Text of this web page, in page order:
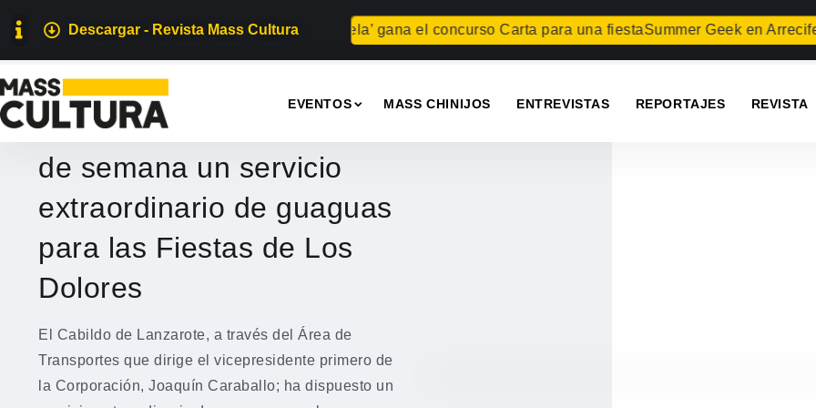
Descargar - Revista Mass CulturaPara abuela’ gana el concurso Carta para una fiestaSummer Geek en Arrecife
EVENTOS MASS CHINIJOS ENTREVISTAS REPORTAJES REVISTA
EVENTOS
El Cabildo ofrecerá este fin
de semana un servicio
extraordinario de guaguas
para las Fiestas de Los
Dolores
El Cabildo de Lanzarote, a través del Área de
Transportes que dirige el vicepresidente primero de
la Corporación, Joaquín Caraballo; ha dispuesto un